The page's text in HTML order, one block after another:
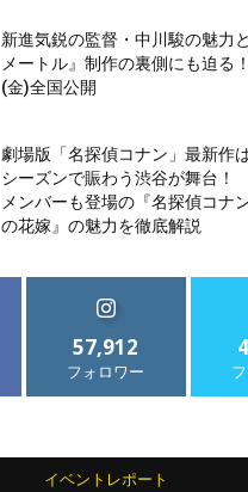
新進気鋭の監督・中川駿の魅力
メートル』制作の裏側にも迫る
(金)全国公開
劇場版「名探偵コナン」最新作
シーズンで賑わう渋谷が舞台！
メンバーも登場の『名探偵コナ
の花嫁』の魅力を徹底解説
57,912
フォロワー
イベントレポート